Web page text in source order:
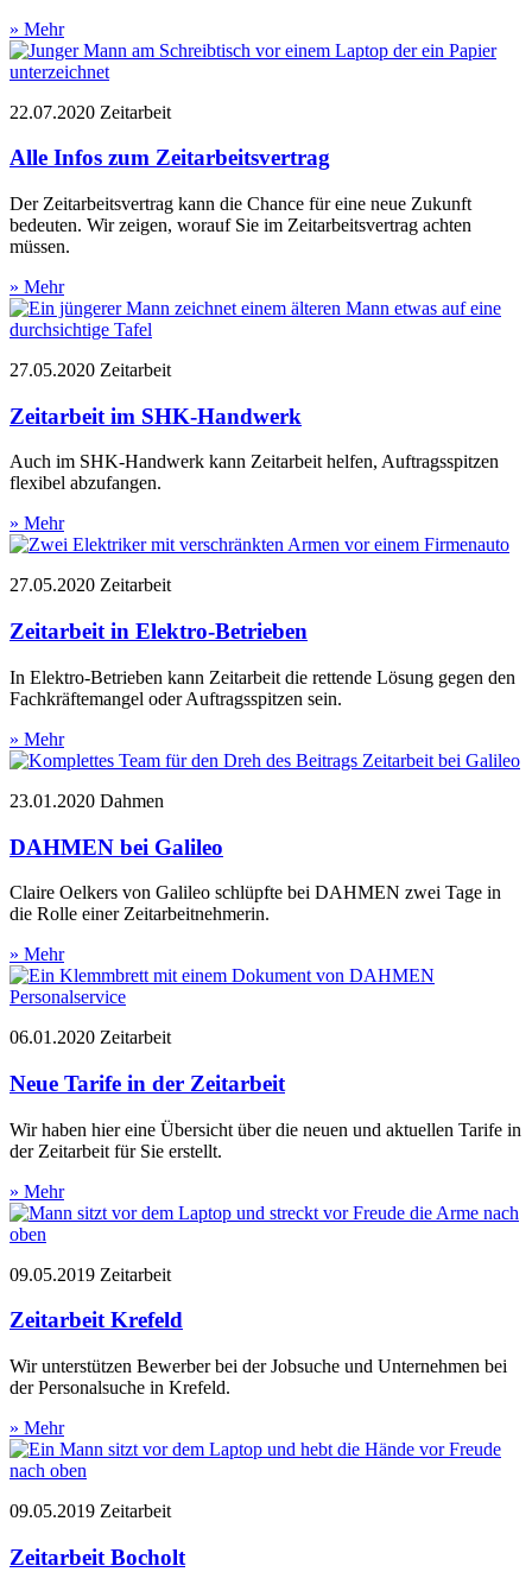
» Mehr
22.07.2020 Zeitarbeit
Alle Infos zum Zeitarbeitsvertrag
Der Zeitarbeitsvertrag kann die Chance für eine neue Zukunft
bedeuten. Wir zeigen, worauf Sie im Zeitarbeitsvertrag achten
müssen.
» Mehr
27.05.2020 Zeitarbeit
Zeitarbeit im SHK-Handwerk
Auch im SHK-Handwerk kann Zeitarbeit helfen, Auftragsspitzen
flexibel abzufangen.
» Mehr
27.05.2020 Zeitarbeit
Zeitarbeit in Elektro-Betrieben
In Elektro-Betrieben kann Zeitarbeit die rettende Lösung gegen den
Fachkräftemangel oder Auftragsspitzen sein.
» Mehr
23.01.2020 Dahmen
DAHMEN bei Galileo
Claire Oelkers von Galileo schlüpfte bei DAHMEN zwei Tage in
die Rolle einer Zeitarbeitnehmerin.
» Mehr
06.01.2020 Zeitarbeit
Neue Tarife in der Zeitarbeit
Wir haben hier eine Übersicht über die neuen und aktuellen Tarife in
der Zeitarbeit für Sie erstellt.
» Mehr
09.05.2019 Zeitarbeit
Zeitarbeit Krefeld
Wir unterstützen Bewerber bei der Jobsuche und Unternehmen bei
der Personalsuche in Krefeld.
» Mehr
09.05.2019 Zeitarbeit
Zeitarbeit Bocholt